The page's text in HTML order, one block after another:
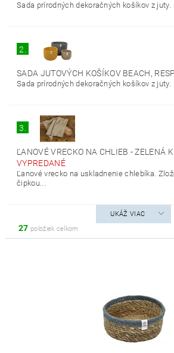
Sada prírodných dekoračných košíkov z juty.
2.
SADA JUTOVÝCH KOŠÍKOV BEACH,
Sada prírodných dekoračných košíkov z juty.
3.
ĽANOVÉ VRECKO NA CHLIEB - ZELENÁ
VYPREDANÉ
Ľanové vrecko na uskladnenie chlebíka.
čipkou...
UKÁŽ VIAC
27 položiek celkom